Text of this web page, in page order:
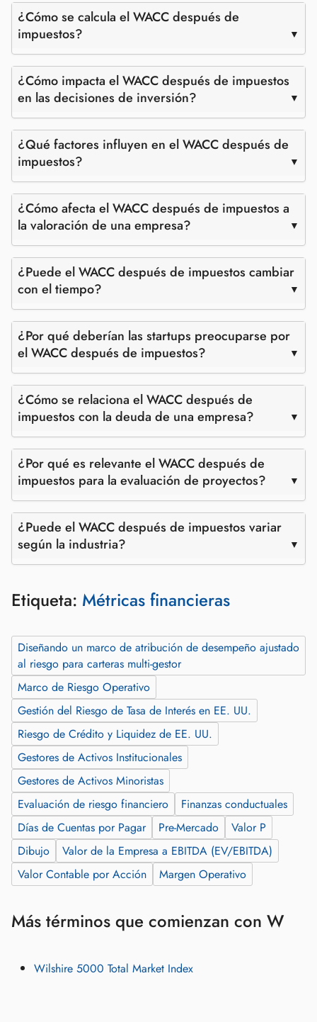
¿Cómo se calcula el WACC después de
impuestos?
¿Cómo impacta el WACC después de impuestos
en las decisiones de inversión?
¿Qué factores influyen en el WACC después de
impuestos?
¿Cómo afecta el WACC después de impuestos a
la valoración de una empresa?
¿Puede el WACC después de impuestos cambiar
con el tiempo?
¿Por qué deberían las startups preocuparse por
el WACC después de impuestos?
¿Cómo se relaciona el WACC después de
impuestos con la deuda de una empresa?
¿Por qué es relevante el WACC después de
impuestos para la evaluación de proyectos?
¿Puede el WACC después de impuestos variar
según la industria?
Etiqueta: Métricas financieras
Diseñando un marco de atribución de desempeño ajustado
al riesgo para carteras multi‑gestor
Marco de Riesgo Operativo
Gestión del Riesgo de Tasa de Interés en EE. UU.
Riesgo de Crédito y Liquidez de EE. UU.
Gestores de Activos Institucionales
Gestores de Activos Minoristas
Evaluación de riesgo financiero
Finanzas conductuales
Días de Cuentas por Pagar
Pre‑Mercado
Valor P
Dibujo
Valor de la Empresa a EBITDA (EV/EBITDA)
Valor Contable por Acción
Margen Operativo
Más términos que comienzan con W
Wilshire 5000 Total Market Index